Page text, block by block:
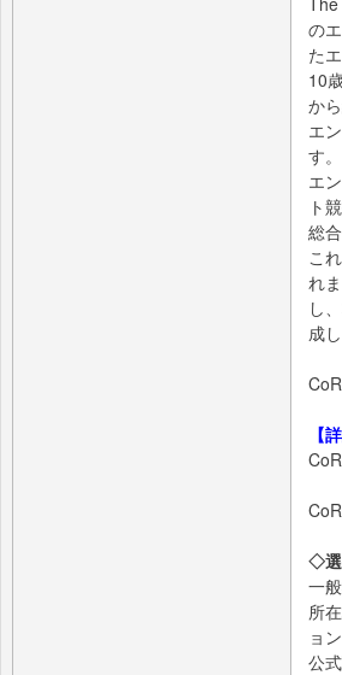
の
た
10
か
エ
す。
エ
ト
総
こ
れ
し
成
【
◇選
一
所
ョ
公